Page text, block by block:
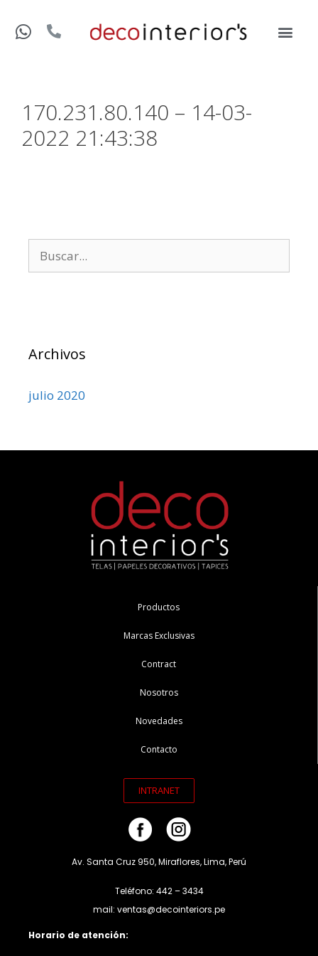
170.231.80.140 – 14-03-
2022 21:43:38
Archivos
julio 2020
Productos
Marcas Exclusivas
Contract
Nosotros
Novedades
Contacto
INTRANET
Av. Santa Cruz 950, Miraflores, Lima, Perú
Teléfono: 442 – 3434
mail: ventas@decointeriors.pe
Horario de atención: